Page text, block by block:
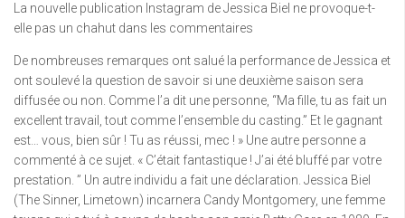
La nouvelle publication Instagram de Jessica Biel ne provoque-t-
elle pas un chahut dans les commentaires
De nombreuses remarques ont salué la performance de Jessica et
ont soulevé la question de savoir si une deuxième saison sera
diffusée ou non. Comme l’a dit une personne, “Ma fille, tu as fait un
excellent travail, tout comme l’ensemble du casting.” Et le gagnant
est… vous, bien sûr ! Tu as réussi, mec ! » Une autre personne a
commenté à ce sujet. « C’était fantastique ! J’ai été bluffé par votre
prestation. ” Un autre individu a fait une déclaration. Jessica Biel
(The Sinner, Limetown) incarnera Candy Montgomery, une femme